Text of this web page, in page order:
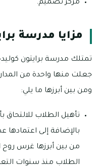
مركز تصميم.
مزايا مدرسة
تمتلك مدرسة برايتون
جعلت منها واحدة من
ومن بين أبرزها ما يلي:
تأهيل الطلاب للالتحاق
بالإضافة إلى اعتمادها
من بين أبرزها غرس روح
الطلاب منذ سنوات